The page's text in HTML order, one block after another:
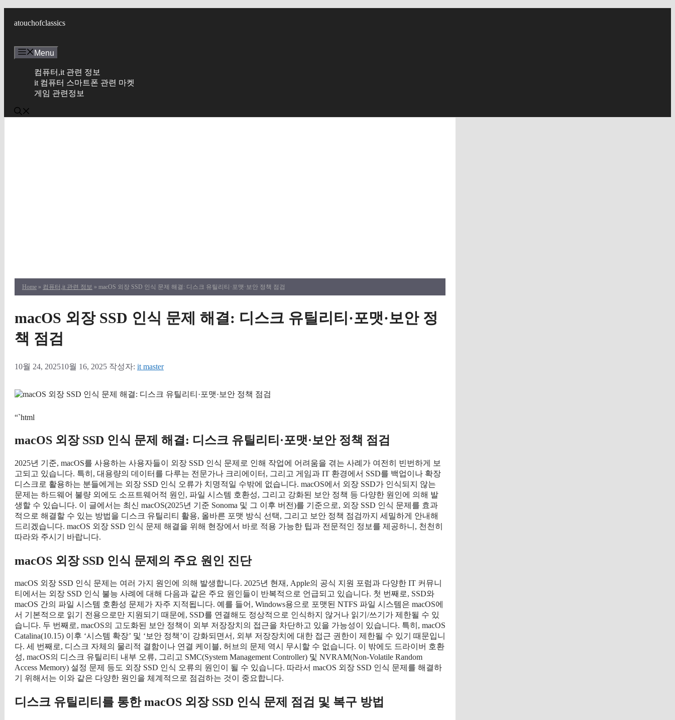
atouchofclassics
Menu
컴퓨터,it 관련 정보
it 컴퓨터 스마트폰 관련 마켓
게임 관련정보
Home » 컴퓨터,it 관련 정보 » macOS 외장 SSD 인식 문제 해결: 디스크 유틸리티·포맷·보안 정책 점검
macOS 외장 SSD 인식 문제 해결: 디스크 유틸리티·포맷·보안 정
책 점검
10월 24, 202510월 16, 2025 작성자: it master
“`html
macOS 외장 SSD 인식 문제 해결: 디스크 유틸리티·포맷·보안 정책 점검
2025년 기준, macOS를 사용하는 사용자들이 외장 SSD 인식 문제로 인해 작업에 어려움을 겪는 사례가 여전히 빈번하게 보
고되고 있습니다. 특히, 대용량의 데이터를 다루는 전문가나 크리에이터, 그리고 게임과 IT 환경에서 SSD를 백업이나 확장
디스크로 활용하는 분들에게는 외장 SSD 인식 오류가 치명적일 수밖에 없습니다. macOS에서 외장 SSD가 인식되지 않는
문제는 하드웨어 불량 외에도 소프트웨어적 원인, 파일 시스템 호환성, 그리고 강화된 보안 정책 등 다양한 원인에 의해 발
생할 수 있습니다. 이 글에서는 최신 macOS(2025년 기준 Sonoma 및 그 이후 버전)를 기준으로, 외장 SSD 인식 문제를 효과
적으로 해결할 수 있는 방법을 디스크 유틸리티 활용, 올바른 포맷 방식 선택, 그리고 보안 정책 점검까지 세밀하게 안내해
드리겠습니다. macOS 외장 SSD 인식 문제 해결을 위해 현장에서 바로 적용 가능한 팁과 전문적인 정보를 제공하니, 천천히
따라와 주시기 바랍니다.
macOS 외장 SSD 인식 문제의 주요 원인 진단
macOS 외장 SSD 인식 문제는 여러 가지 원인에 의해 발생합니다. 2025년 현재, Apple의 공식 지원 포럼과 다양한 IT 커뮤니
티에서는 외장 SSD 인식 불능 사례에 대해 다음과 같은 주요 원인들이 반복적으로 언급되고 있습니다. 첫 번째로, SSD와
macOS 간의 파일 시스템 호환성 문제가 자주 지적됩니다. 예를 들어, Windows용으로 포맷된 NTFS 파일 시스템은 macOS에
서 기본적으로 읽기 전용으로만 지원되기 때문에, SSD를 연결해도 정상적으로 인식하지 않거나 읽기/쓰기가 제한될 수 있
습니다. 두 번째로, macOS의 고도화된 보안 정책이 외부 저장장치의 접근을 차단하고 있을 가능성이 있습니다. 특히, macOS
Catalina(10.15) 이후 ‘시스템 확장’ 및 ‘보안 정책’이 강화되면서, 외부 저장장치에 대한 접근 권한이 제한될 수 있기 때문입니
다. 세 번째로, 디스크 자체의 물리적 결함이나 연결 케이블, 허브의 문제 역시 무시할 수 없습니다. 이 밖에도 드라이버 호환
성, macOS의 디스크 유틸리티 내부 오류, 그리고 SMC(System Management Controller) 및 NVRAM(Non-Volatile Random
Access Memory) 설정 문제 등도 외장 SSD 인식 오류의 원인이 될 수 있습니다. 따라서 macOS 외장 SSD 인식 문제를 해결하
기 위해서는 이와 같은 다양한 원인을 체계적으로 점검하는 것이 중요합니다.
디스크 유틸리티를 통한 macOS 외장 SSD 인식 문제 점검 및 복구 방법